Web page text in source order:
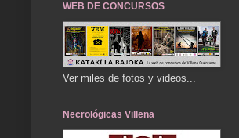
WEB DE CONCURSOS
Ver miles de fotos y videos...
Necrológicas Villena